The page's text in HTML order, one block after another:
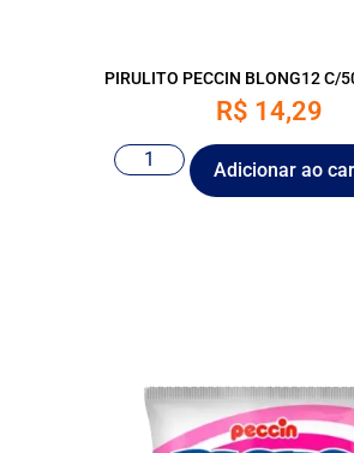
PIRULITO PECCIN BLONG12 C/
R$ 14,29
Adicionar ao